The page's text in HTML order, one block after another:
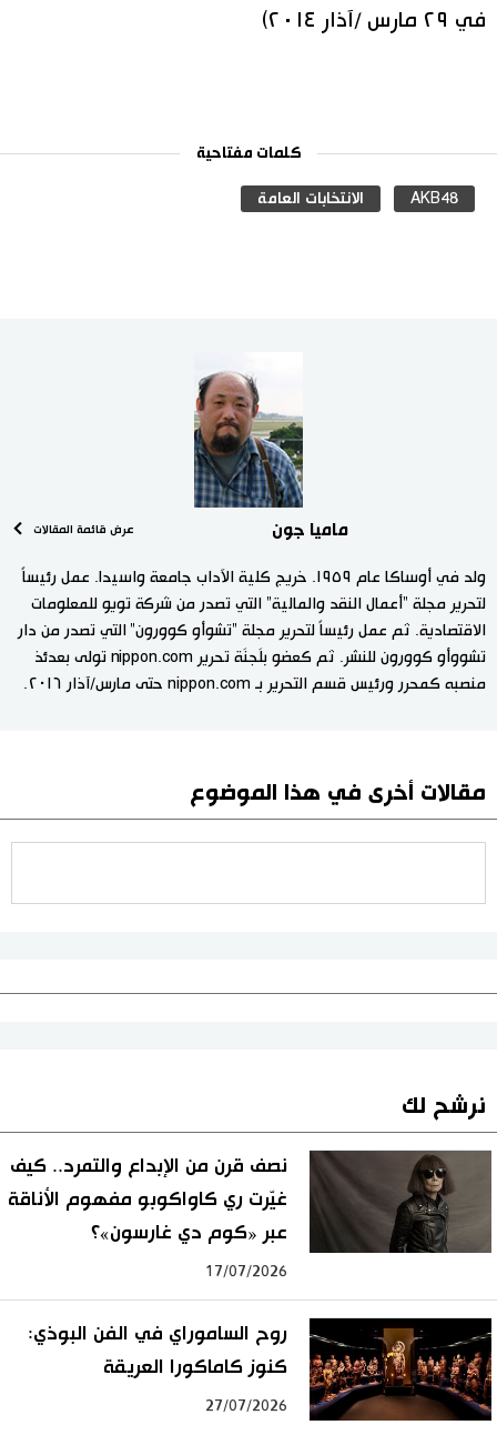
في ٢٩ مارس /آذار ٢٠١٤)
كلمات مفتاحية
AKB48 الانتخابات العامة
ماميا جون عرض قائمة المقالات
ولد في أوساكا عام ١٩٥٩. خريج كلية الآداب جامعة واسيدا. عمل رئيساً
لتحرير مجلة "أعمال النقد والمالية" التي تصدر من شركة تويو للمعلومات
الاقتصادية. ثم عمل رئيساً لتحرير مجلة "تشوأو كوورون" التي تصدر من دار
تشووأو كوورون للنشر. ثم كعضو بلَجنَة تحرير nippon.com تولى بعدئذ
منصبه كمحرر ورئيس قسم التحرير بـ nippon.com حتى مارس/آذار ٢٠١٦.
مقالات أخرى في هذا الموضوع
نرشح لك
نصف قرن من الإبداع والتمرد.. كيف
غيّرت ري كاواكوبو مفهوم الأناقة
عبر «كوم دي غارسون»؟
17/07/2026
روح الساموراي في الفن البوذي:
كنوز كاماكورا العريقة
27/07/2026